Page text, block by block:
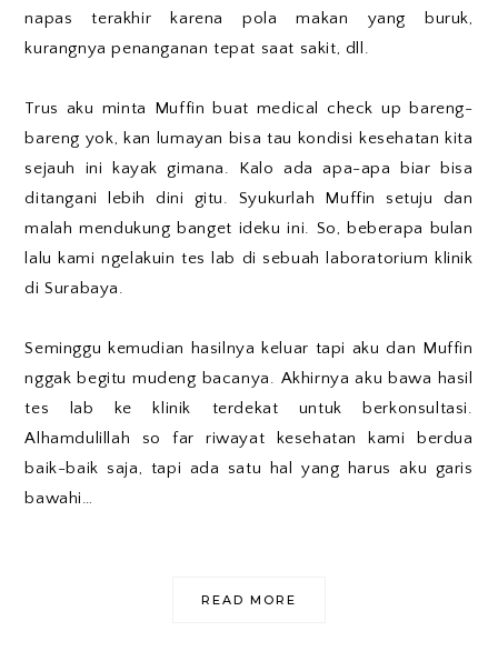
napas terakhir karena pola makan yang buruk,
kurangnya penanganan tepat saat sakit, dll.
Trus aku minta Muffin buat medical check up bareng-
bareng yok, kan lumayan bisa tau kondisi kesehatan kita
sejauh ini kayak gimana. Kalo ada apa-apa biar bisa
ditangani lebih dini gitu. Syukurlah Muffin setuju dan
malah mendukung banget ideku ini. So, beberapa bulan
lalu kami ngelakuin tes lab di sebuah laboratorium klinik
di Surabaya.
Seminggu kemudian hasilnya keluar tapi aku dan Muffin
nggak begitu mudeng bacanya. Akhirnya aku bawa hasil
tes lab ke klinik terdekat untuk berkonsultasi.
Alhamdulillah so far riwayat kesehatan kami berdua
baik-baik saja, tapi ada satu hal yang harus aku garis
bawahi…
READ MORE